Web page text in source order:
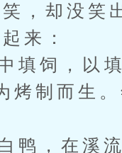
，却没笑
来：
饲，以填
烤制而生
，在溪